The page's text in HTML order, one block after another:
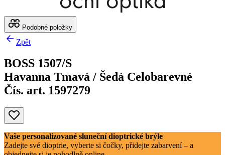
Podobné položky
Zpět
BOSS 1507/S
Havanna Tmavá / Šedá Celobarevné
Čís. art. 1597279
Vaše personalizované sluneční dioptrické brýle
Zadejte své dioptrie, vyberte si čočky, přidejte zabarvení – a